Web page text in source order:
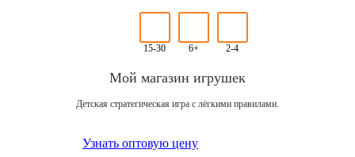
15-30 6+ 2-4
Мой магазин игрушек
Детская стратегическая игра с лёгкими правилами.
Узнать оптовую цену